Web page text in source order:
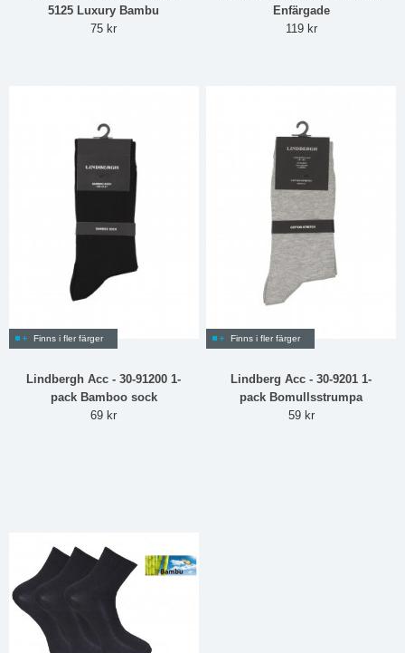
5125 Luxury Bambu
75 kr
Enfärgade
119 kr
Finns i fler färger
Lindbergh Acc - 30-91200 1-
pack Bamboo sock
69 kr
Finns i fler färger
Lindberg Acc - 30-9201 1-
pack Bomullsstrumpa
59 kr